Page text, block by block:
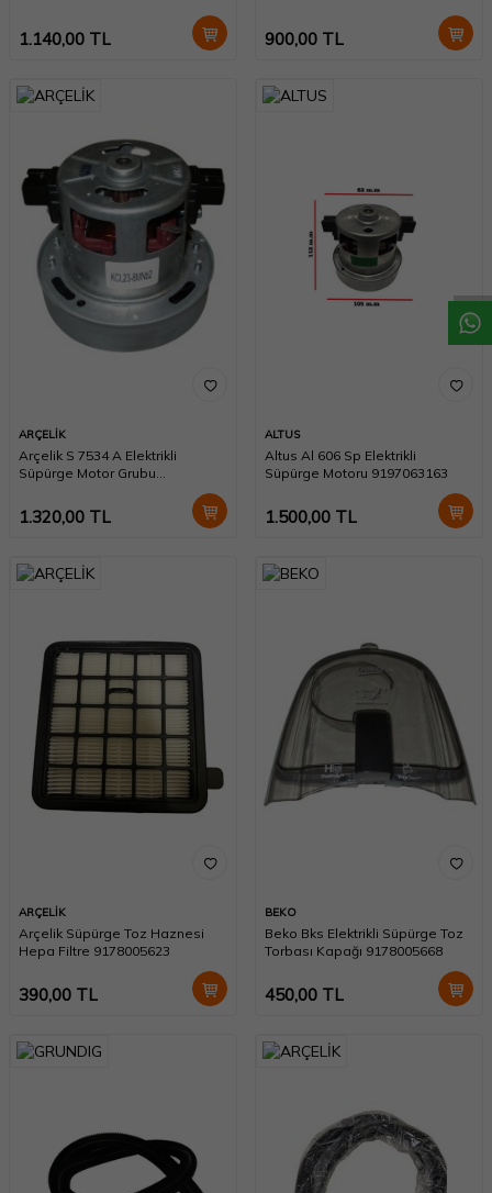
1.140,00 TL 900,00 TL
ARÇELİK
Arçelik S 7534 A Elektrikli
Süpürge Motor Grubu
1.320,00 TL
ALTUS
Altus Al 606 Sp Elektrikli
Süpürge Motoru 9197063163
1.500,00 TL
ARÇELİK
Arçelik Süpürge Toz Haznesi
Hepa Filtre 9178005623
390,00 TL
BEKO
Beko Bks Elektrikli Süpürge Toz
Torbası Kapağı 9178005668
450,00 TL